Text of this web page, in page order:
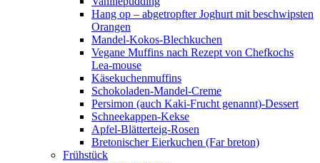
Hang op – abgetropfter Joghurt mit beschwipsten
Orangen
Mandel-Kokos-Blechkuchen
Vegane Muffins nach Rezept von Chefkochs
Lea-mouse
Käsekuchenmuffins
Schokoladen-Mandel-Creme
Persimon (auch Kaki-Frucht genannt)-Dessert
Schneekappen-Kekse
Apfel-Blätterteig-Rosen
Bretonischer Eierkuchen (Far breton)
Frühstück